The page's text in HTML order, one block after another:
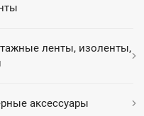
ленты, изоленты,
аксессуары